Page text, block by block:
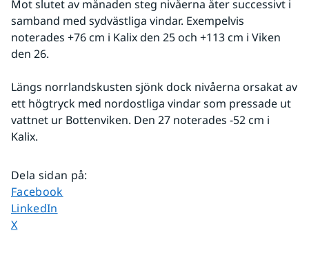
Mot slutet av månaden steg nivåerna åter successivt i
samband med sydvästliga vindar. Exempelvis
noterades +76 cm i Kalix den 25 och +113 cm i Viken
den 26.
Längs norrlandskusten sjönk dock nivåerna orsakat av
ett högtryck med nordostliga vindar som pressade ut
vattnet ur Bottenviken. Den 27 noterades -52 cm i
Kalix.
Dela sidan på:
Dela sidan på
Facebook
Dela sidan på
LinkedIn
Dela sidan på
X